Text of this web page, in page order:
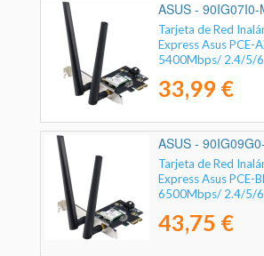
ASUS - 90IG07I0-
Tarjeta de Red
Express Asus PCE-
5400Mbps/ 2.4/5/
33,99 €
ASUS -
Tarjeta de Red
Express Asus PCE-
6500Mbps/ 2.4/5/
43,75 €